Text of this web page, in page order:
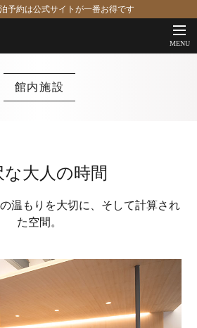
予約は公式サイトが一番お得です
MENU
館内施設
な大人の時間
温もりを大切に、そして計算され
た空間。